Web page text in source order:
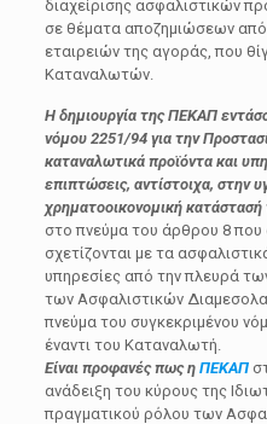
διαχείρισης ασφαλιστικών
σε θέματα αποζημιώσεων
εταιρειών της αγοράς, που
Καταναλωτών.
Η δημιουργία της ΠΕΚΑΠ
νόμου 2251/94 για την
καταναλωτικά προϊόντα και
επιπτώσεις, αντίστοιχα, στην
χρηματοοικονομική κατάστασή
στο πνεύμα του άρθρου 8 που
σχετίζονται με τα
υπηρεσίες από την πλευρά
των Ασφαλιστικών
πνεύμα του συγκεκριμένου
έναντι του Καταναλωτή.
Είναι προφανές πως η ΠΕΚΑΠ
ανάδειξη του κύρους της
πραγματικού ρόλου των